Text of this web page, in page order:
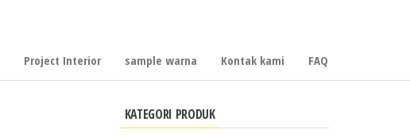
Project Interior sample warna Kontak kami FAQ
KATEGORI PRODUK